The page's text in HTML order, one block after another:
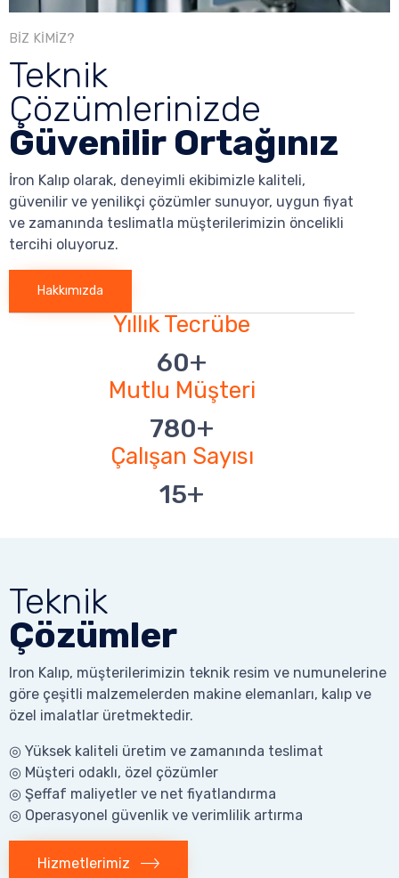
BİZ KİMİZ?
Teknik
Çözümlerinizde
Güvenilir Ortağınız
İron Kalıp olarak, deneyimli ekibimizle kaliteli,
güvenilir ve yenilikçi çözümler sunuyor, uygun fiyat
ve zamanında teslimatla müşterilerimizin öncelikli
tercihi oluyoruz.
Hakkımızda
Yıllık Tecrübe
60+
Mutlu Müşteri
780+
Çalışan Sayısı
15+
Teknik
Çözümler
Iron Kalıp, müşterilerimizin teknik resim ve numunelerine
göre çeşitli malzemelerden makine elemanları, kalıp ve
özel imalatlar üretmektedir.
◎ Yüksek kaliteli üretim ve zamanında teslimat
◎ Müşteri odaklı, özel çözümler
◎ Şeffaf maliyetler ve net fiyatlandırma
◎ Operasyonel güvenlik ve verimlilik artırma
Hizmetlerimiz